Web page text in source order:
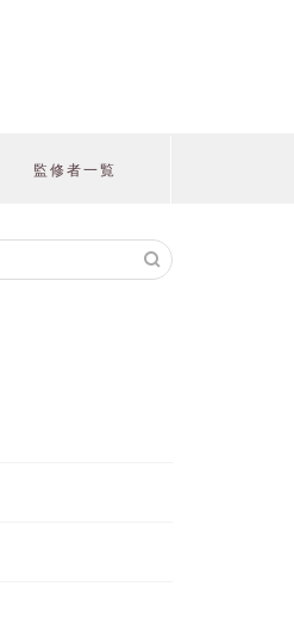
監修者一覧